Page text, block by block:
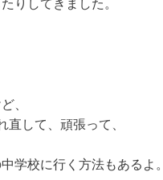
りしてきました。
、
して、頑張って、
学校に行く方法もあるよ。